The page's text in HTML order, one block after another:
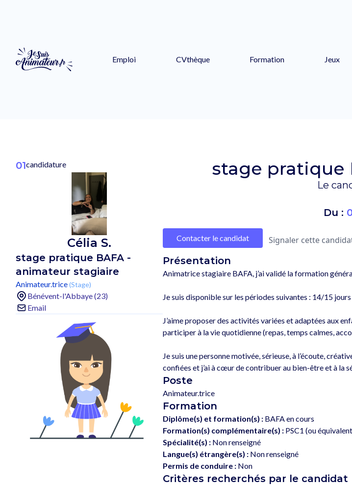
Emploi CVthèque Formation Jeux
01candidature
Célia S.
stage pratique BAFA -
animateur stagiaire
Animateur.trice(Stage)
Bénévent-l'Abbaye (23)
Email
stage pratique
Le
Du :
Contacter le candidat Signaler cette
Présentation
Animatrice stagiaire BAFA, j’ai validé la formation
Je suis disponible sur les périodes suivantes : 14/15
J’aime proposer des activités variées et adaptées aux
participer à la vie quotidienne (repas, temps calmes,
Je suis une personne motivée, sérieuse, à l’écoute,
Poste
Animateur.trice
Formation
Diplôme(s) et formation(s) : BAFA en cours
Formation(s) complémentaire(s) : PSC1 (ou
Spécialité(s) : Non renseigné
Langue(s) étrangère(s) : Non renseigné
Permis de conduire : Non
Critères recherchés par le candidat